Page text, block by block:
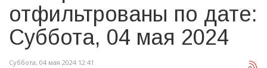
отфильтрованы по дате:
Суббота, 04 мая 2024
Суббота, 04 мая 2024 12:41